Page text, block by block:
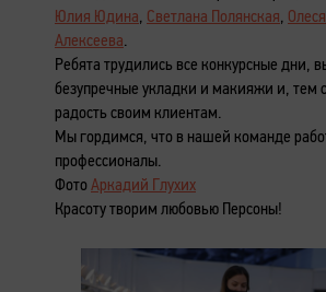
Юлия Юдина Светлана Полянская
Алексеева
Ребята трудились все конкурсные дни,
безупречные укладки и макияжи и, тем
радость своим клиентам.
Мы гордимся, что в нашей команде
профессионалы.
Фото Аркадий Глухих
Красоту творим любовью Персоны!